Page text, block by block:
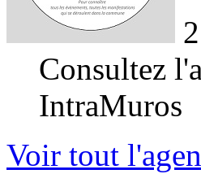
Consultez
IntraMuros
Voir tout